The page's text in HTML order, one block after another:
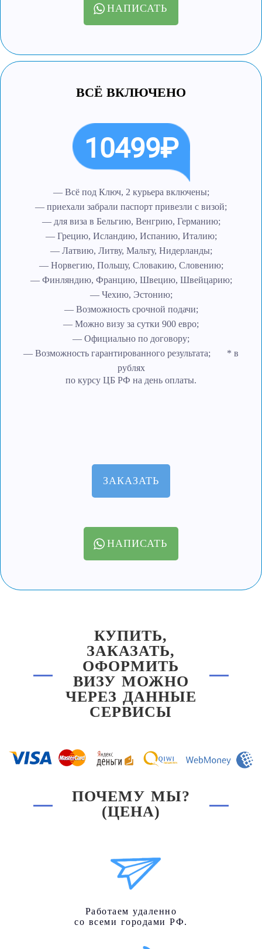
НАПИСАТЬ
ВСЁ ВКЛЮЧЕНО
10499₽
— Всё под Ключ, 2 курьера включены;
— приехали забрали паспорт привезли с визой;
— для виза в Бельгию, Венгрию, Германию;
— Грецию, Исландию, Испанию, Италию;
— Латвию, Литву, Мальту, Нидерланды;
— Норвегию, Польшу, Словакию, Словению;
— Финляндию, Францию, Швецию, Швейцарию;
— Чехию, Эстонию;
— Возможность срочной подачи;
— Можно визу за сутки 900 евро;
— Официально по договору;
— Возможность гарантированного результата; * в
рублях
по курсу ЦБ РФ на день оплаты.
ЗАКАЗАТЬ
НАПИСАТЬ
КУПИТЬ,
ЗАКАЗАТЬ,
ОФОРМИТЬ
ВИЗУ МОЖНО
ЧЕРЕЗ ДАННЫЕ
СЕРВИСЫ
ПОЧЕМУ МЫ?
(ЦЕНА)
Работаем удаленно
со всеми городами РФ.